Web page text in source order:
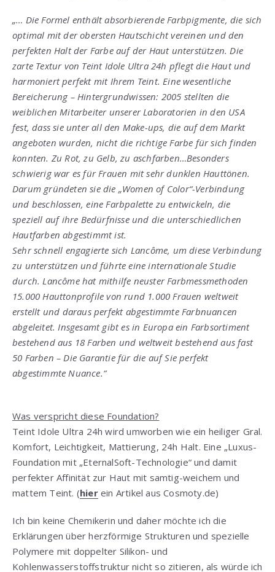
„… Die Formel enthält absorbierende Farbpigmente, die sich
optimal mit der obersten Hautschicht vereinen und den
perfekten Halt der Farbe auf der Haut unterstützen. Die
zarte Textur von Teint Idole Ultra 24h pflegt die Haut und
harmoniert perfekt mit Ihrem Teint. Eine wesentliche
Bereicherung – Hintergrundwissen: 2005 stellten die
weiblichen Mitarbeiter unserer Laboratorien in den USA
fest, dass sie unter all den Make-ups, die auf dem Markt
angeboten wurden, nicht die richtige Farbe für sich finden
konnten. Zu Rot, zu Gelb, zu aschfarben…Besonders
schwierig war es für Frauen mit sehr dunklen Hauttönen.
Darum gründeten sie die „Women of Color“-Verbindung
und beschlossen, eine Farbpalette zu entwickeln, die
speziell auf ihre Bedürfnisse und die unterschiedlichen
Hautfarben abgestimmt ist.
Sehr schnell engagierte sich Lancôme, um diese Verbindung
zu unterstützen und führte eine internationale Studie
durch. Lancôme hat mithilfe neuster Farbmessmethoden
15.000 Hauttonprofile von rund 1.000 Frauen weltweit
erstellt und daraus perfekt abgestimmte Farbnuancen
abgeleitet. Insgesamt gibt es in Europa ein Farbsortiment
bestehend aus 18 Farben und weltweit bestehend aus fast
50 Farben – Die Garantie für die auf Sie perfekt
abgestimmte Nuance.“
Was verspricht diese Foundation?
Teint Idole Ultra 24h wird umworben wie ein heiliger Gral.
Komfort, Leichtigkeit, Mattierung, 24h Halt. Eine „Luxus-
Foundation mit „EternalSoft-Technologie“ und damit
perfekter Affinität zur Haut mit samtig-weichem und
mattem Teint. (hierein Artikel aus Cosmoty.de)
Ich bin keine Chemikerin und daher möchte ich die
Erklärungen über herzförmige Strukturen und spezielle
Polymere mit doppelter Silikon- und
Kohlenwasserstoffstruktur nicht so zitieren, als würde ich